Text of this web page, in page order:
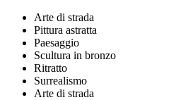
Arte di strada
Pittura astratta
Paesaggio
Scultura in bronzo
Ritratto
Surrealismo
Arte di strada